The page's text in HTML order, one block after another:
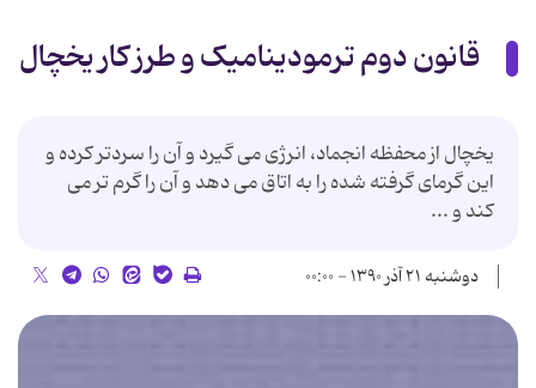
قانون دوم ترمودینامیک و طرز کار یخچال
یخچال از محفظه انجماد، انرژی می گیرد و آن را سردتر کرده و
این گرمای گرفته شده را به اتاق می دهد و آن را گرم تر می
کند و ...
دوشنبه ۲۱ آذر ۱۳۹۰ - ۰۰:۰۰